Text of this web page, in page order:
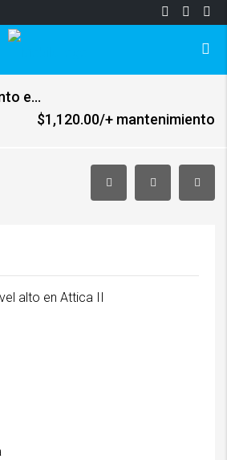
#00469 Apartamento en Nivel Alto en Attica II
$1,120.00/+ mantenimiento
alto en Attica II